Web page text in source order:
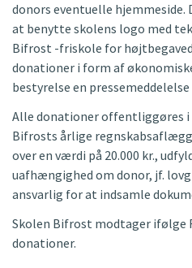
donors eventuelle hjemmeside.
at benytte skolens logo med
Bifrost -friskole for
donationer i form af
bestyrelse en
Alle donationer offentliggøres i
Bifrosts årlige
over en værdi på 20.000 kr.,
uafhængighed om donor, jf.
ansvarlig for at indsamle
Skolen Bifrost modtager ifølge
donationer.